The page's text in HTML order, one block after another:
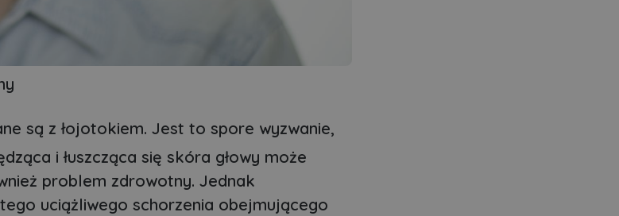
są z łojotokiem. Jest to spore wyzwanie,
i łuszcząca się skóra głowy może
problem zdrowotny. Jednak
uciążliwego schorzenia obejmującego